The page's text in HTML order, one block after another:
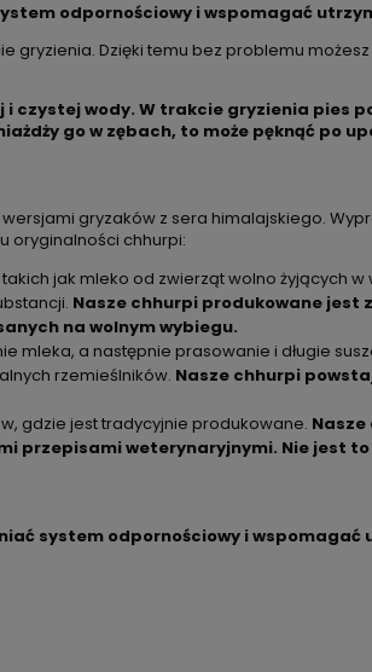
odpornościowy i wspomagać
gryzienia. Dzięki temu bez problemu
czystej wody. W trakcie gryzienia pies
go w zębach, to może pęknąć po
gryzaków z sera himalajskiego.
oryginalności chhurpi:
jak mleko od zwierząt wolno żyjących
Nasze chhurpi produkowane jest
na wolnym wybiegu.
a następnie prasowanie i długie
rzemieślników. Nasze chhurpi
gdzie jest tradycyjnie produkowane.
przepisami weterynaryjnymi. Nie jest
system odpornościowy i wspomagać